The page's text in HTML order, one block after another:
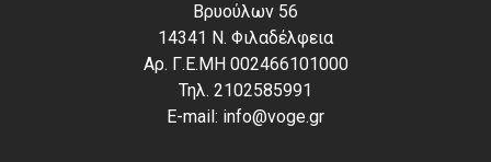
Βρυούλων 56
14341 Ν. Φιλαδέλφεια
Αρ. Γ.Ε.ΜΗ 002466101000
Τηλ. 2102585991
E-mail: info@voge.gr